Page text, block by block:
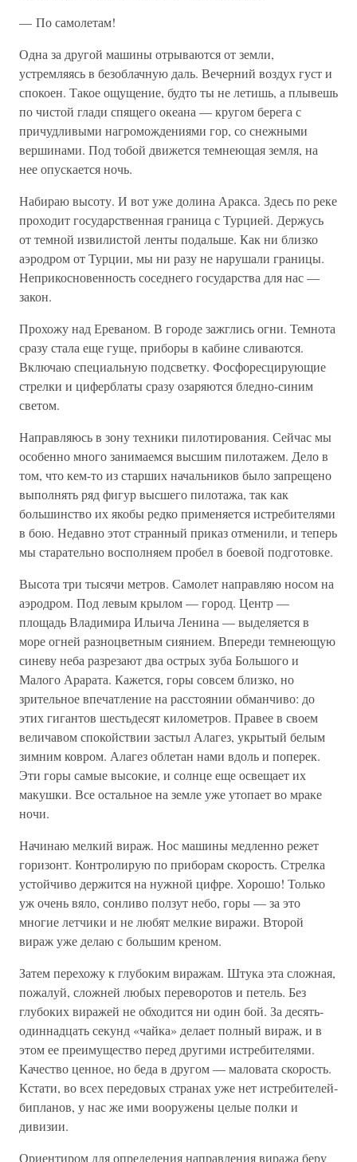
— По самолетам!
Одна за другой машины отрываются от земли,
устремляясь в безоблачную даль. Вечерний воздух густ и
спокоен. Такое ощущение, будто ты не летишь, а плывешь
по чистой глади спящего океана — кругом берега с
причудливыми нагромождениями гор, со снежными
вершинами. Под тобой движется темнеющая земля, на
нее опускается ночь.
Набираю высоту. И вот уже долина Аракса. Здесь по реке
проходит государственная граница с Турцией. Держусь
от темной извилистой ленты подальше. Как ни близко
аэродром от Турции, мы ни разу не нарушали границы.
Неприкосновенность соседнего государства для нас —
закон.
Прохожу над Ереваном. В городе зажглись огни. Темнота
сразу стала еще гуще, приборы в кабине сливаются.
Включаю специальную подсветку. Фосфоресцирующие
стрелки и циферблаты сразу озаряются бледно-синим
светом.
Направляюсь в зону техники пилотирования. Сейчас мы
особенно много занимаемся высшим пилотажем. Дело в
том, что кем-то из старших начальников было запрещено
выполнять ряд фигур высшего пилотажа, так как
большинство их якобы редко применяется истребителями
в бою. Недавно этот странный приказ отменили, и теперь
мы старательно восполняем пробел в боевой подготовке.
Высота три тысячи метров. Самолет направляю носом на
аэродром. Под левым крылом — город. Центр —
площадь Владимира Ильича Ленина — выделяется в
море огней разноцветным сиянием. Впереди темнеющую
синеву неба разрезают два острых зуба Большого и
Малого Арарата. Кажется, горы совсем близко, но
зрительное впечатление на расстоянии обманчиво: до
этих гигантов шестьдесят километров. Правее в своем
величавом спокойствии застыл Алагез, укрытый белым
зимним ковром. Алагез облетан нами вдоль и поперек.
Эти горы самые высокие, и солнце еще освещает их
макушки. Все остальное на земле уже утопает во мраке
ночи.
Начинаю мелкий вираж. Нос машины медленно режет
горизонт. Контролирую по приборам скорость. Стрелка
устойчиво держится на нужной цифре. Хорошо! Только
уж очень вяло, сонливо ползут небо, горы — за это
многие летчики и не любят мелкие виражи. Второй
вираж уже делаю с большим креном.
Затем перехожу к глубоким виражам. Штука эта сложная,
пожалуй, сложней любых переворотов и петель. Без
глубоких виражей не обходится ни один бой. За десять-
одиннадцать секунд «чайка» делает полный вираж, и в
этом ее преимущество перед другими истребителями.
Качество ценное, но беда в другом — маловата скорость.
Кстати, во всех передовых странах уже нет истребителей-
бипланов, у нас же ими вооружены целые полки и
дивизии.
Ориентиром для определения направления виража беру